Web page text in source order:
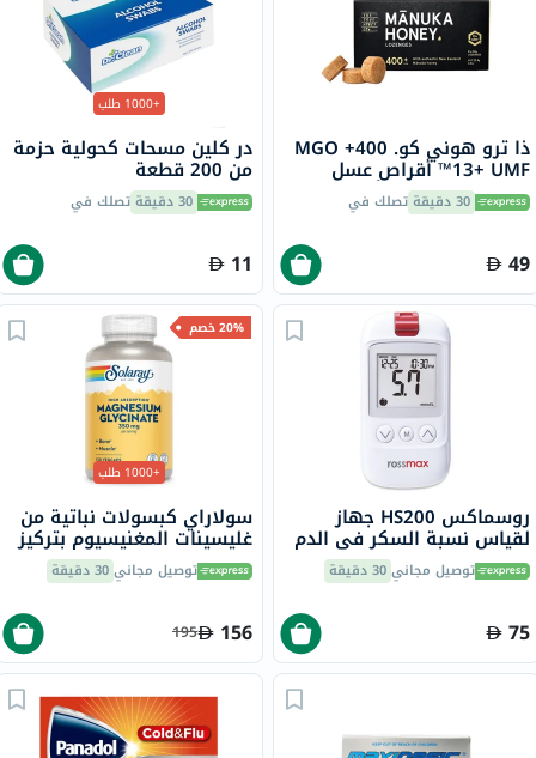
ذا ترو هوني كو. 400+ MGO
13+ UMF™ أقراص عسل
مانوكا 2.8 جرام 8 أقراص30 دقيقة تصلك في
49
+1000 طلب
در كلين مسحات كحولية حزمة
من 200 قطعة
30 دقيقة تصلك في
11
روسماكس HS200 جهاز
لقياس نسبة السكر في الدم
مع شرائط للتحكم في مرض
السكريتوصيل مجاني30 دقيقة
75
20% خصم
+1000 طلب
سولاراي كبسولات نباتية من
غليسينات المغنيسيوم بتركيز
350 ملجم لصحة العظام
والعضلات حزمة من 120
توصيل مجاني30 دقيقة
156
195